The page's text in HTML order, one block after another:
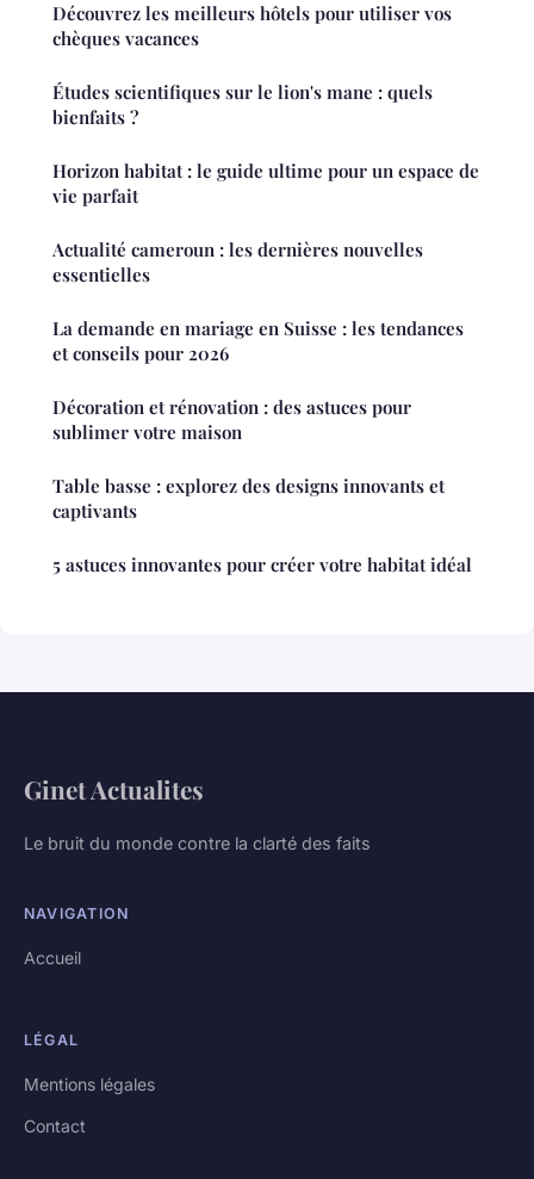
Découvrez les meilleurs hôtels pour utiliser vos
chèques vacances
Études scientifiques sur le lion's mane : quels
bienfaits ?
Horizon habitat : le guide ultime pour un espace de
vie parfait
Actualité cameroun : les dernières nouvelles
essentielles
La demande en mariage en Suisse : les tendances
et conseils pour 2026
Décoration et rénovation : des astuces pour
sublimer votre maison
Table basse : explorez des designs innovants et
captivants
5 astuces innovantes pour créer votre habitat idéal
Ginet Actualites
Le bruit du monde contre la clarté des faits
NAVIGATION
Accueil
LÉGAL
Mentions légales
Contact